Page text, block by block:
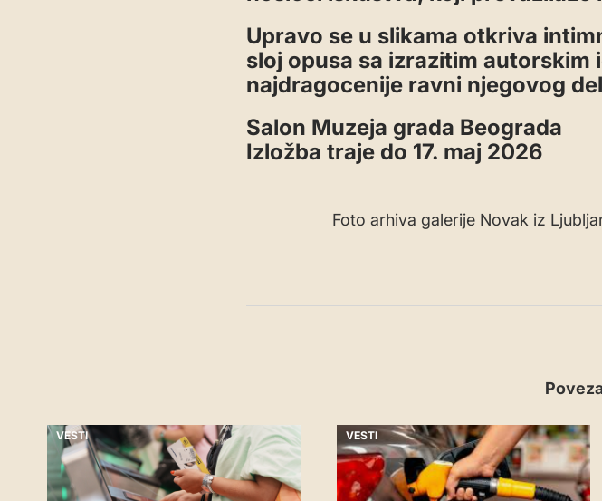
Upravo se u slikama otkriva
sloj opusa sa izrazitim autorskim
najdragocenije ravni njegovog
Salon Muzeja grada Beograda
Izložba traje do 17. maj 2026
Foto arhiva galerije Novak iz
VESTI VESTI